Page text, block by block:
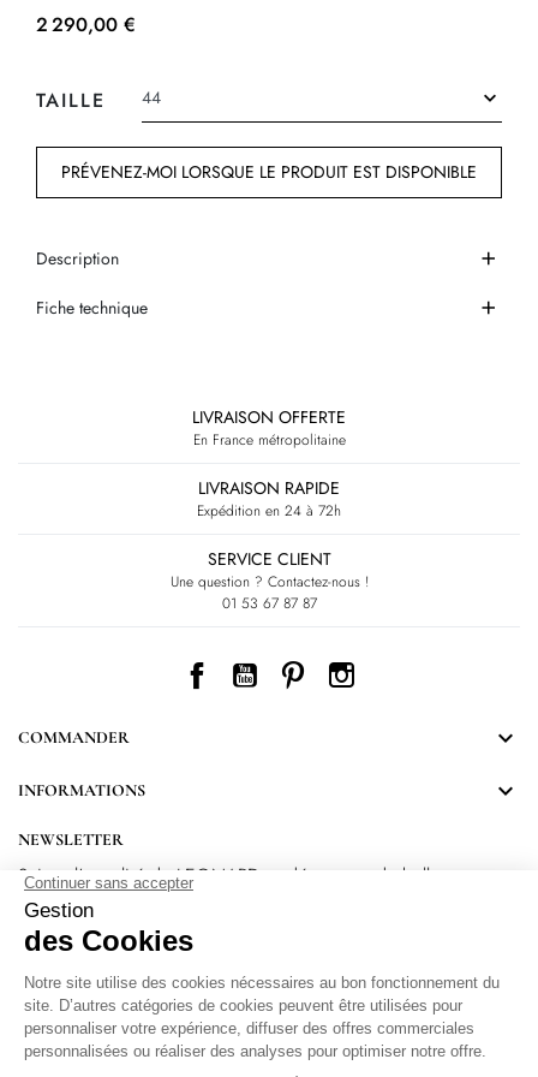
2 290,00 €
TAILLE
PRÉVENEZ-MOI LORSQUE LE PRODUIT EST DISPONIBLE
Description
Fiche technique
LIVRAISON OFFERTE
En France métropolitaine
LIVRAISON RAPIDE
Expédition en 24 à 72h
SERVICE CLIENT
Une question ? Contactez-nous !
01 53 67 87 87
Facebook
YouTube
PinterestInstagram
COMMANDER 
INFORMATIONS 
NEWSLETTER
Suivez l’actualité de LEONARD et découvrez de belles
surprises.
En vous inscrivant, vous acceptez notre Politique de confidentialité.Protection
des données personnelles.